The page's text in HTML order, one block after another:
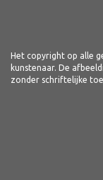
Het copyright op alle
kunstenaar. De
zonder schriftelijke